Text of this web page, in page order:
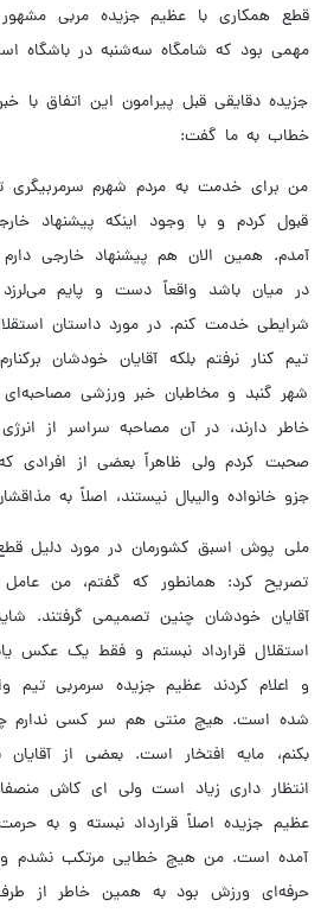
قطع همکاری با عظیم جزیده مربی
مهمی بود که شامگاه سه‌شنبه در باشگاه
جزیده دقایقی قبل پیرامون این اتفاق
خطاب به ما گفت:
من برای خدمت به مردم شهرم سرمربیگری
قبول کردم و با وجود اینکه پیشنهاد
آمدم. همین الان هم پیشنهاد خارجی
در میان باشد واقعاً دست و پایم
شرایطی خدمت کنم. در مورد داستان
تیم کنار نرفتم بلکه آقایان خودشان
شهر گنبد و مخاطبان خبر ورزشی مصاحبه‌ای
خاطر دارند، در آن مصاحبه سراسر از
صحبت کردم ولی ظاهراً بعضی از افرادی
جزو خانواده والیبال نیستند، اصلاً به
ملی پوش اسبق کشورمان در مورد دلیل قطع
تصریح کرد: همانطور که گفتم، من
آقایان خودشان چنین تصمیمی گرفتند.
استقلال قرارداد نبستم و فقط یک عکس
و اعلام کردند عظیم جزیده سرمربی تیم
شده است. هیچ منتی هم سر کسی ندارم
بکنم، مایه افتخار است. بعضی از
انتظار داری زیاد است ولی ای کاش
عظیم جزیده اصلاً قرارداد نبسته و به
آمده است. من هیچ خطایی مرتکب نشدم و
حرفه‌ای ورزش بود به همین خاطر از